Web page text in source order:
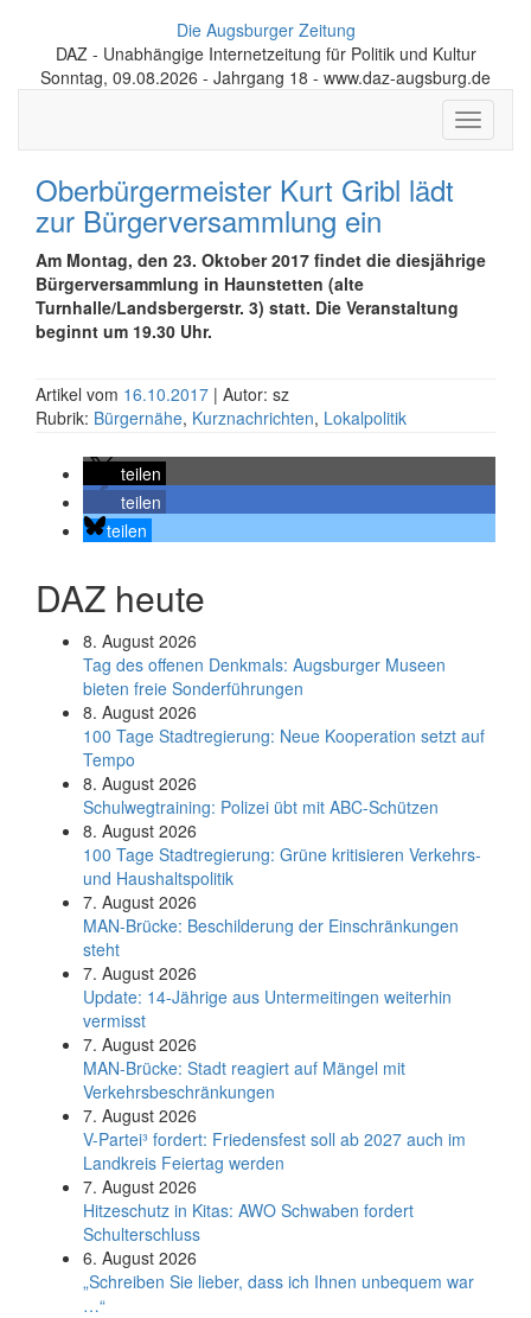
Die Augsburger Zeitung
DAZ - Unabhängige Internetzeitung für Politik und Kultur
Sonntag, 09.08.2026 - Jahrgang 18 - www.daz-augsburg.de
Toggle
Oberbürgermeister Kurt Gribl lädt
zur Bürgerversammlung ein
Am Montag, den 23. Oktober 2017 findet die diesjährige
Bürgerversammlung in Haunstetten (alte
Turnhalle/Landsbergerstr. 3) statt. Die Veranstaltung
beginnt um 19.30 Uhr.
Artikel vom 16.10.2017 | Autor: sz
Rubrik: Bürgernähe, Kurznachrichten, Lokalpolitik
teilen
teilen
teilen
DAZ heute
8. August 2026
Tag des offenen Denkmals: Augsburger Museen
bieten freie Sonderführungen
8. August 2026
100 Tage Stadtregierung: Neue Kooperation setzt auf
Tempo
8. August 2026
Schul­weg­trai­ning: Poli­zei übt mit ABC-Schüt­zen
8. August 2026
100 Tage Stadtregierung: Grüne kritisieren Verkehrs-
und Haushaltspolitik
7. August 2026
MAN-Brücke: Beschilderung der Einschränkungen
steht
7. August 2026
Update: 14-Jährige aus Untermeitingen weiterhin
vermisst
7. August 2026
MAN-Brücke: Stadt reagiert auf Mängel mit
Verkehrsbeschränkungen
7. August 2026
V-Partei­³ fordert: Friedens­fest soll ab 2027 auch im
Land­kreis Feier­tag werden
7. August 2026
Hitzeschutz in Kitas: AWO Schwaben fordert
Schulterschluss
6. August 2026
„Schreiben Sie lieber, dass ich Ihnen unbequem war
…“